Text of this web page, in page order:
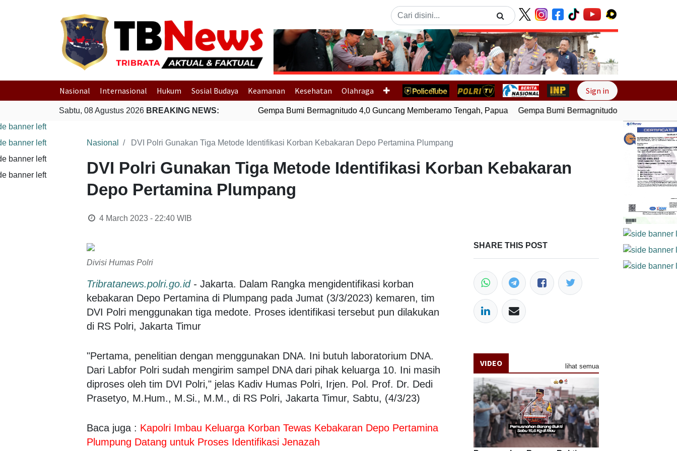
Previous Next
Nasional Internasional Hukum Sosial Budaya Keamanan Kesehatan Olahraga Sign in
Sabtu, 08 Agustus 2026 BREAKING NEWS: Gempa Bumi Bermagnitudo 4,0 Guncang Memberamo Tengah, Papua Gempa Bumi Bermagnitudo 4,0 Guncang
Nasional DVI Polri Gunakan Tiga Metode Identifikasi Korban Kebakaran Depo Pertamina Plumpang
DVI Polri Gunakan Tiga Metode Identifikasi Korban Kebakaran
Depo Pertamina Plumpang
4 March 2023 - 22:40WIB
Divisi Humas Polri
Tribratanews.polri.go.id- Jakarta. Dalam Rangka mengidentifikasi korban
kebakaran Depo Pertamina di Plumpang pada Jumat (3/3/2023) kemaren, tim
DVI Polri menggunakan tiga medote. Proses identifikasi tersebut pun dilakukan
di RS Polri, Jakarta Timur
"Pertama, penelitian dengan menggunakan DNA. Ini butuh laboratorium DNA.
Dari Labfor Polri sudah mengirim sampel DNA dari pihak keluarga 10. Ini masih
diproses oleh tim DVI Polri," jelas Kadiv Humas Polri, Irjen. Pol. Prof. Dr. Dedi
Prasetyo, M.Hum., M.Si., M.M., di RS Polri, Jakarta Timur, Sabtu, (4/3/23)
Baca juga : Kapolri Imbau Keluarga Korban Tewas Kebakaran Depo Pertamina
Plumpung Datang untuk Proses Identifikasi Jenazah
SHARE THIS POST
VIDEO lihat semua